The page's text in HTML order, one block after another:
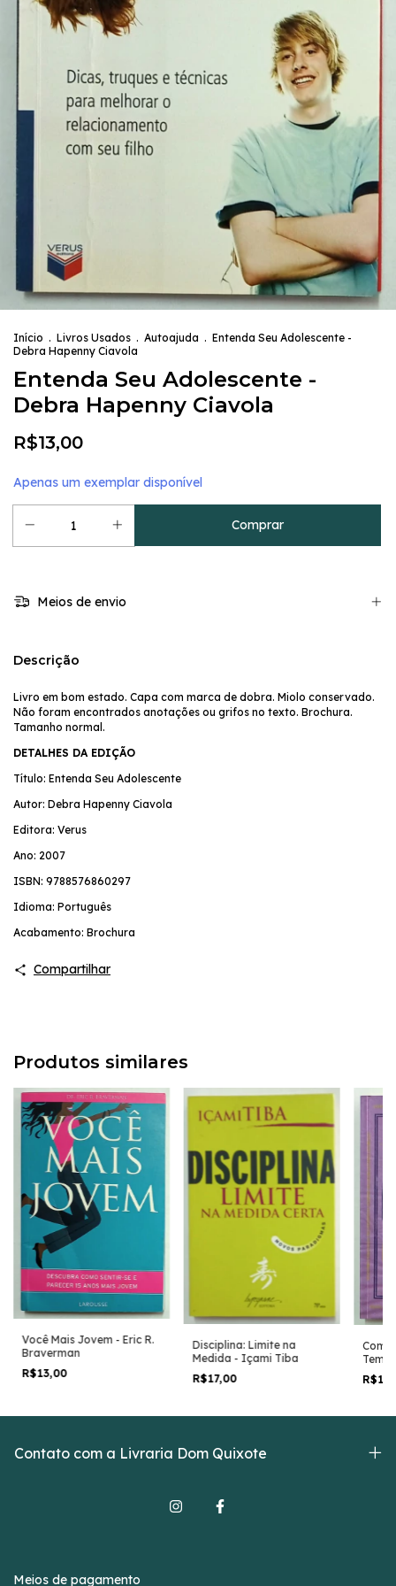
Início . Livros Usados . Autoajuda . Entenda Seu Adolescente -
Debra Hapenny Ciavola
Entenda Seu Adolescente -
Debra Hapenny Ciavola
R$13,00
Apenas um exemplar disponível
Meios de envio
Descrição
Livro em bom estado. Capa com marca de dobra. Miolo conservado.
Não foram encontrados anotações ou grifos no texto. Brochura.
Tamanho normal.
DETALHES DA EDIÇÃO
Título: Entenda Seu Adolescente
Autor: Debra Hapenny Ciavola
Editora: Verus
Ano: 2007
ISBN: 9788576860297
Idioma: Português
Acabamento: Brochura
Compartilhar
Produtos similares
Você Mais Jovem - Eric R.
Braverman
R$13,00
Disciplina: Limite na
Medida - Içami Tiba
R$17,00
Como
Contato com a Livraria Dom Quixote
Meios de pagamento